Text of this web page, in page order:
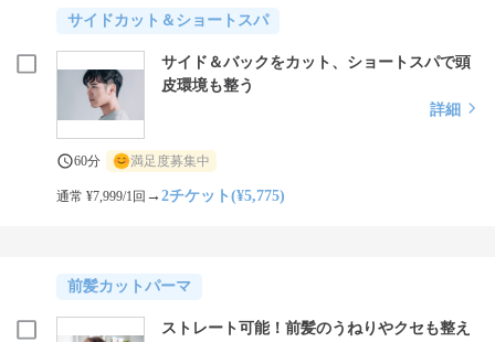
サイドカット＆ショートスパ
サイド＆バックをカット、ショートスパで頭
皮環境も整う
詳細
60分 満足度募集中
通常 ¥7,999/1回 →2チケット(¥5,775)
前髪カットパーマ
ストレート可能！前髪のうねりやクセも整え